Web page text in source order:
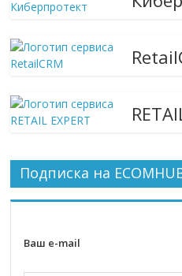
Подписка на
Ваш e-mail